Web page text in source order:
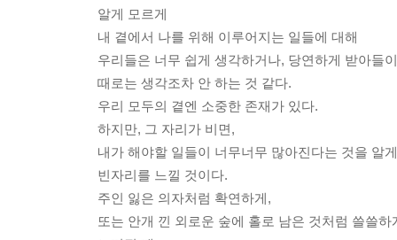
알게 모르게
내 곁에서 나를 위해 이루어지는 일들에 대해
우리들은 너무 쉽게 생각하거나, 당연하게 받아들
때로는 생각조차 안 하는 것 같다.
우리 모두의 곁엔 소중한 존재가 있다.
하지만, 그 자리가 비면,
내가 해야할 일들이 너무너무 많아진다는 것을 알
빈자리를 느낄 것이다.
주인 잃은 의자처럼 확연하게,
또는 안개 낀 외로운 숲에 홀로 남은 것처럼 쓸쓸하